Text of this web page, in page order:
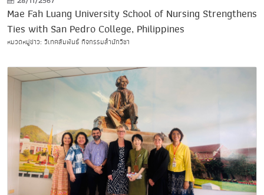
Mae Fah Luang University School of Nursing Strengthens
Ties with San Pedro College, Philippines
หมวดหมู่ข่าว: วิเทศสัมพันธ์ กิจกรรมสำนักวิชา